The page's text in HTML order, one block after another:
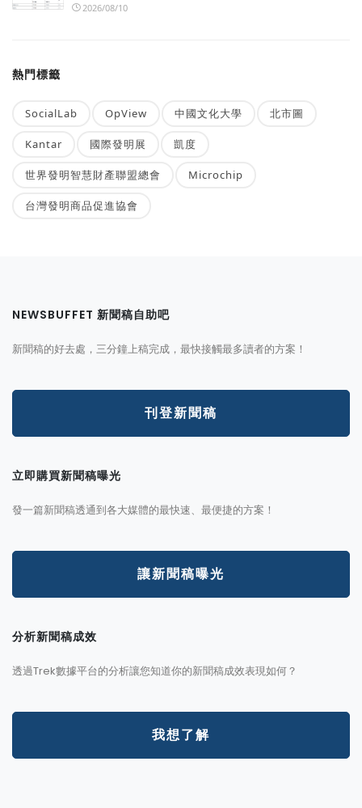
2026/08/10
熱門標籤
SocialLab OpView 中國文化大學 北市圖
Kantar 國際發明展 凱度
世界發明智慧財產聯盟總會 Microchip
台灣發明商品促進協會
NEWSBUFFET 新聞稿自助吧
新聞稿的好去處，三分鐘上稿完成，最快接觸最多讀者的方案！
刊登新聞稿
立即購買新聞稿曝光
發一篇新聞稿透通到各大媒體的最快速、最便捷的方案！
讓新聞稿曝光
分析新聞稿成效
透過Trek數據平台的分析讓您知道你的新聞稿成效表現如何？
我想了解